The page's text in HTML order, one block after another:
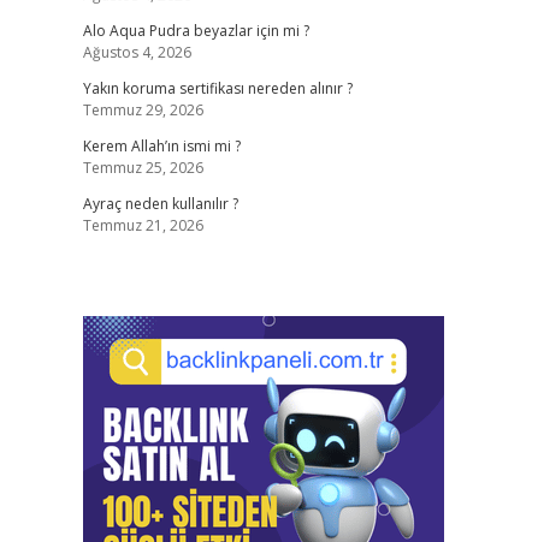
Alo Aqua Pudra beyazlar için mi ?
Ağustos 4, 2026
Yakın koruma sertifikası nereden alınır ?
Temmuz 29, 2026
Kerem Allah’ın ismi mi ?
Temmuz 25, 2026
Ayraç neden kullanılır ?
Temmuz 21, 2026